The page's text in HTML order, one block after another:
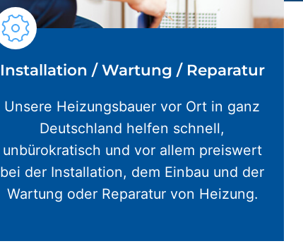
Installation / Wartung / Reparatur
Unsere Heizungsbauer vor Ort in ganz
Deutschland helfen schnell,
unbürokratisch und vor allem preiswert
bei der Installation, dem Einbau und der
Wartung oder Reparatur von Heizung.